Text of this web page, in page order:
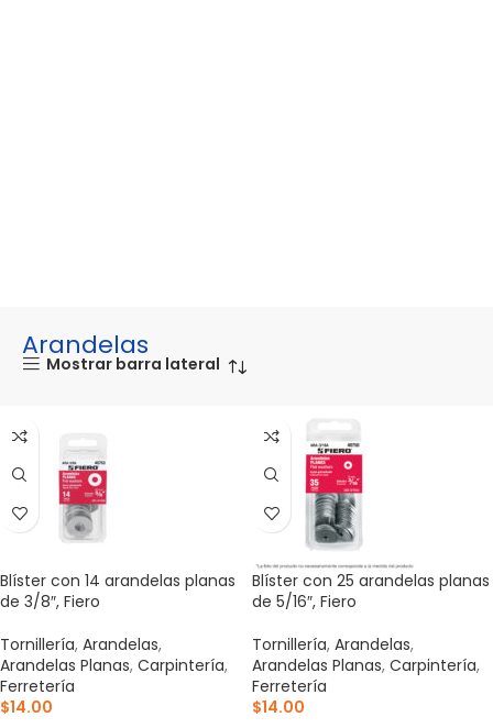
Arandelas
Mostrar barra lateral
Blíster con 14 arandelas planas
de 3/8″, Fiero
Tornillería, Arandelas,
Arandelas Planas, Carpintería,
Ferretería
$14.00
Blíster con 25 arandelas planas
de 5/16″, Fiero
Tornillería, Arandelas,
Arandelas Planas, Carpintería,
Ferretería
$14.00